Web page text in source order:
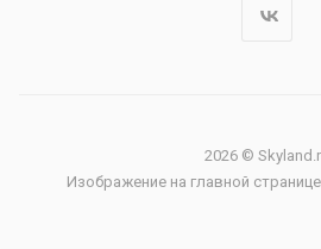
2026 ©
Изображение на главной странице